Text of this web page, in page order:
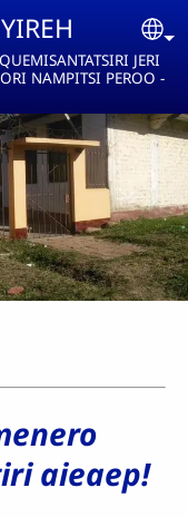
JERI
NAMPITSI PEROO -
aieaep!